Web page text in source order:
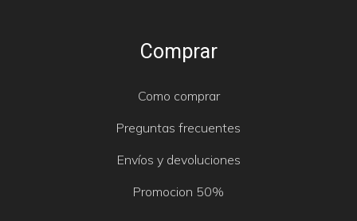
Comprar
Como comprar
Preguntas frecuentes
Envíos y devoluciones
Promocion 50%